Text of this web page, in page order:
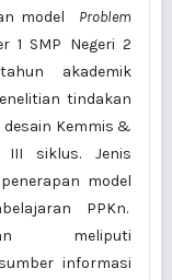
model Problem
1 SMP Negeri 2
akademik
tindakan
Kemmis &
III siklus. Jenis
model
PPKn.
meliputi
informasi